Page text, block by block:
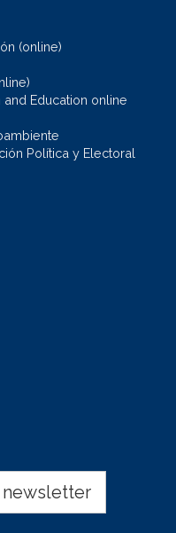
(online)
Education online
Política y Electoral